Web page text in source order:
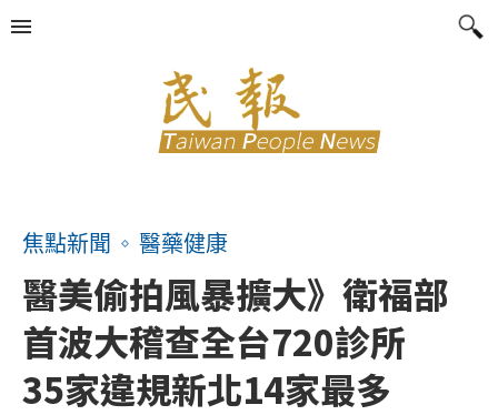
焦點新聞 醫藥健康
醫美偷拍風暴擴大》衛福部
首波大稽查全台720診所
35家違規新北14家最多